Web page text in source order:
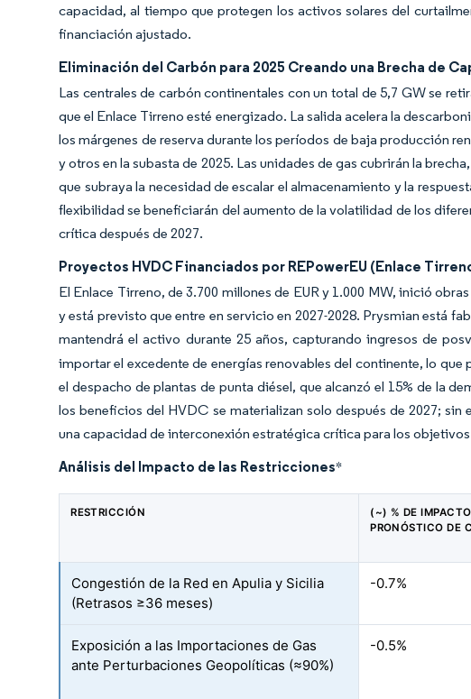
capacidad, al tiempo que protegen los activos solares del
financiación ajustado.
Eliminación del Carbón para 2025 Creando una Brecha de
Las centrales de carbón continentales con un total de 5,7 GW se
que el Enlace Tirreno esté energizado. La salida acelera la
los márgenes de reserva durante los períodos de baja producción
y otros en la subasta de 2025. Las unidades de gas cubrirán la
que subraya la necesidad de escalar el almacenamiento y la
flexibilidad se beneficiarán del aumento de la volatilidad de los
crítica después de 2027.
Proyectos HVDC Financiados por REPowerEU (Enlace
El Enlace Tirreno, de 3.700 millones de EUR y 1.000 MW, inició
y está previsto que entre en servicio en 2027-2028. Prysmian está
mantendrá el activo durante 25 años, capturando ingresos de
importar el excedente de energías renovables del continente, lo
el despacho de plantas de punta diésel, que alcanzó el 15% de la
los beneficios del HVDC se materializan solo después de 2027;
una capacidad de interconexión estratégica crítica para los
Análisis del Impacto de las Restricciones*
RESTRICCIÓN
(~) % DE
PRONÓSTICO DE
Congestión de la Red en Apulia y Sicilia
(Retrasos ≥36 meses)
-0.7%
Exposición a las Importaciones de Gas
ante Perturbaciones Geopolíticas (≈90%)
-0.5%